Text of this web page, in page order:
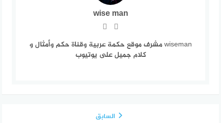
wise man
wiseman مشرف موقع حكمة عربية وقناة حكم وأمثال و
كلام جميل على يوتيوب
السابق